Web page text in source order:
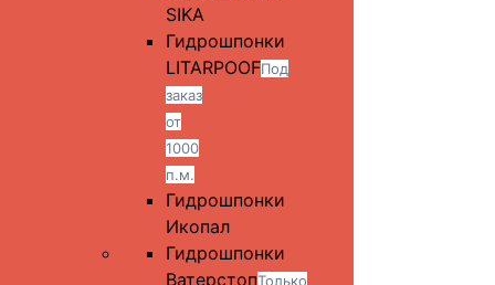
SIKA
Гидрошпонки
LITARPOOFПод
заказ
от
1000
п.м.
Гидрошпонки
Икопал
Гидрошпонки
ВатерстопТолько